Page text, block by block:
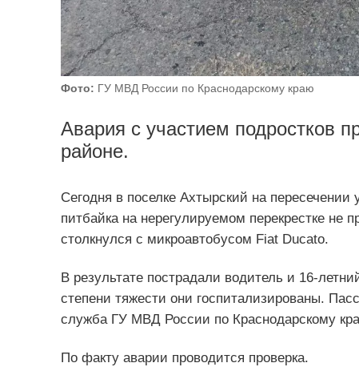
Фото: ГУ МВД России по Краснодарскому краю
Авария с участием подростков
районе.
Сегодня в поселке Ахтырский на
питбайка на нерегулируемом перекрестке
столкнулся с микроавтобусом Fiat Ducatо.
В результате пострадали водитель и 16-
степени тяжести они госпитализированы.
служба ГУ МВД России по Краснодарскому
По факту аварии проводится проверка.